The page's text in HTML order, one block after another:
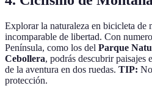
Explorar la naturaleza en bicicleta de
incomparable de libertad. Con
Península, como los del Parque
Cebollera, podrás descubrir paisajes
de la aventura en dos ruedas. TIP:
protección.